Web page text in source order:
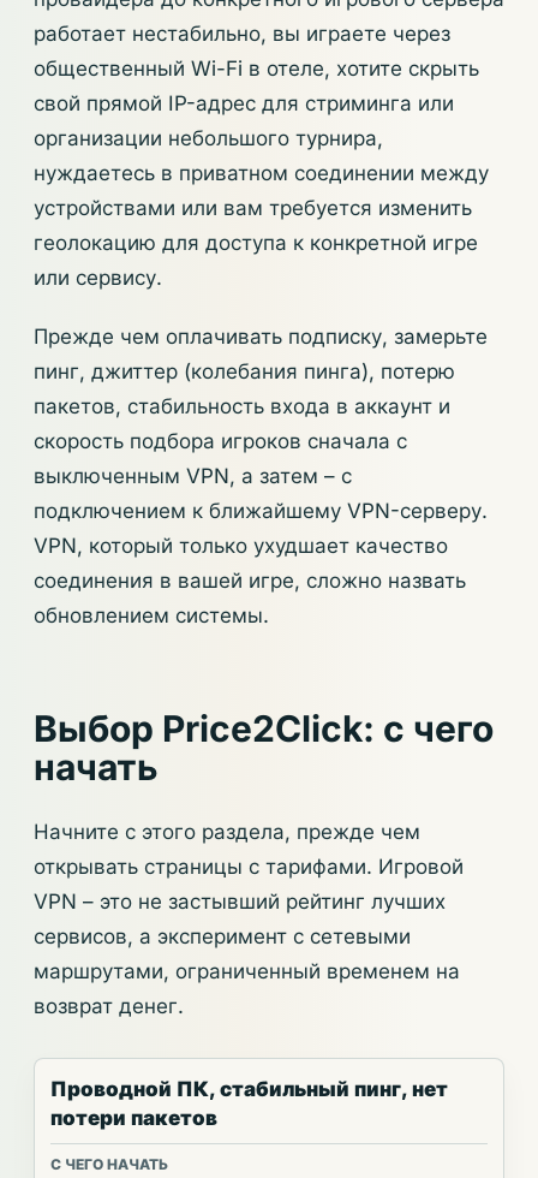
работает нестабильно, вы играете через
общественный Wi-Fi в отеле, хотите скрыть
свой прямой IP-адрес для стриминга или
организации небольшого турнира,
нуждаетесь в приватном соединении между
устройствами или вам требуется изменить
геолокацию для доступа к конкретной игре
или сервису.
Прежде чем оплачивать подписку, замерьте
пинг, джиттер (колебания пинга), потерю
пакетов, стабильность входа в аккаунт и
скорость подбора игроков сначала с
выключенным VPN, а затем – с
подключением к ближайшему VPN-серверу.
VPN, который только ухудшает качество
соединения в вашей игре, сложно назвать
обновлением системы.
Выбор Price2Click: с чего
начать
Начните с этого раздела, прежде чем
открывать страницы с тарифами. Игровой
VPN – это не застывший рейтинг лучших
сервисов, а эксперимент с сетевыми
маршрутами, ограниченный временем на
возврат денег.
Проводной ПК, стабильный пинг, нет
потери пакетов